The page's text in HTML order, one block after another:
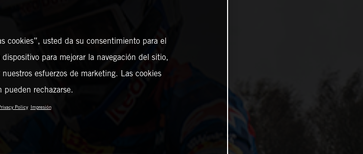
cookies”, usted da su consentimiento para el
para mejorar la navegación del sitio,
esfuerzos de marketing. Las cookies
pueden rechazarse.
Policy Impresión